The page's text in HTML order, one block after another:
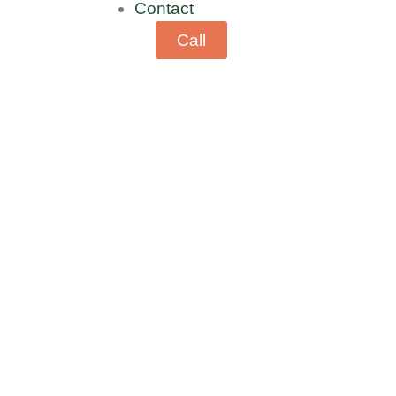
Contact
Call